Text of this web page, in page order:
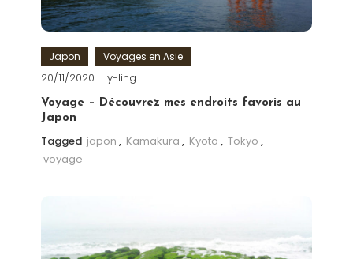
Japon Voyages en Asie
20/11/2020 y-ling
Voyage – Découvrez mes endroits favoris au
Japon
Tagged japon , Kamakura , Kyoto , Tokyo ,
voyage